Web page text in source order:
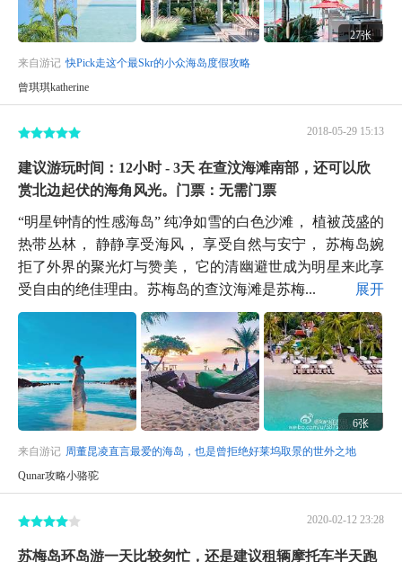
27张
来自游记 快Pick走这个最Skr的小众海岛度假攻略
曾琪琪katherine
2018-05-29 15:13
建议游玩时间：12小时 - 3天 在查汶海滩南部，还可以欣
赏北边起伏的海角风光。门票：无需门票
“明星钟情的性感海岛” 纯净如雪的白色沙滩， 植被茂盛的
热带丛林， 静静享受海风， 享受自然与安宁， 苏梅岛婉
拒了外界的聚光灯与赞美， 它的清幽避世成为明星来此享
受自由的绝佳理由。苏梅岛的查汶海滩是苏梅...
展开
6张
来自游记 周董昆凌直言最爱的海岛，也是曾拒绝好莱坞取景的世外之地
Qunar攻略小骆驼
2020-02-12 23:28
苏梅岛环岛游一天比较匆忙，还是建议租辆摩托车半天跑